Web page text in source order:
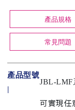
產品規格
常見問題
產品型號
|
JBL-LMF
可實現任